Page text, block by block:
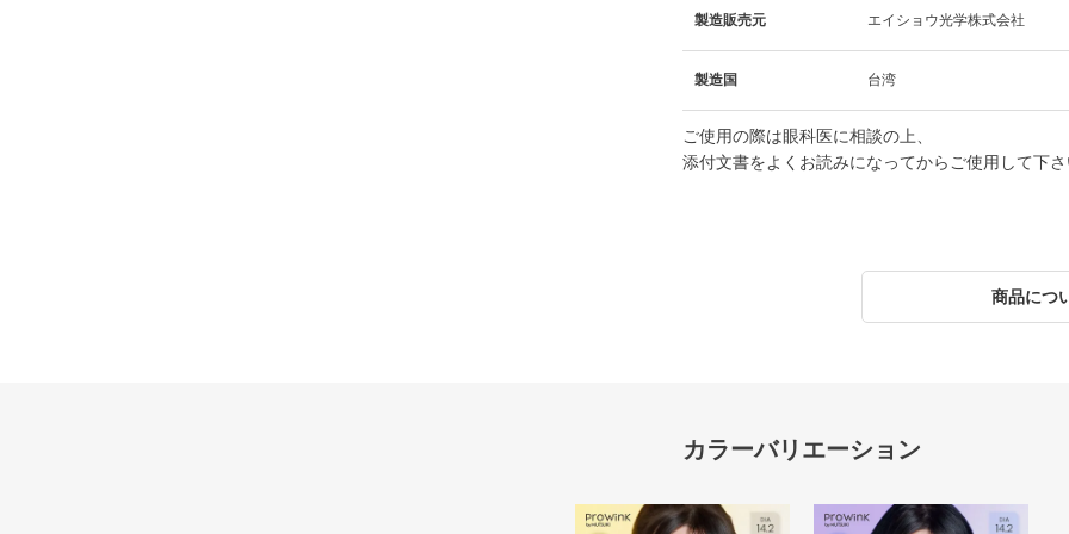
製造販売元 エイショウ光学株式会社
製造国 台湾
ご使用の際は眼科医に相談の上、
添付文書をよくお読みになってからご使用して下さ
商品につ